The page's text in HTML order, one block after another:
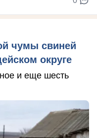
чумы свиней
округе
и еще шесть